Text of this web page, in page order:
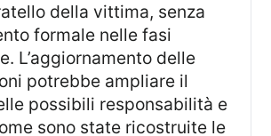
della vittima, senza
formale nelle fasi
L’aggiornamento delle
potrebbe ampliare il
possibili responsabilità e
sono state ricostruite le